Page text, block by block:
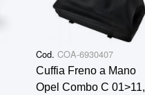
Cod. COA-6930407
Cuffia Freno a Mano
Opel Combo C 01>11,